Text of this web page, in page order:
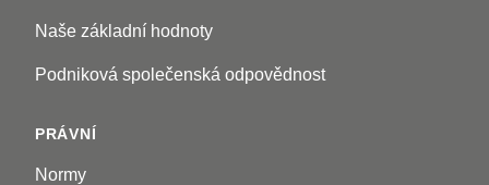
Naše základní hodnoty
Podniková společenská odpovědnost
PRÁVNÍ
Normy